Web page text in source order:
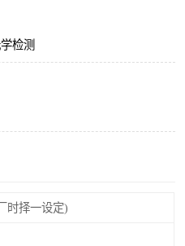
检测
时择一设定)